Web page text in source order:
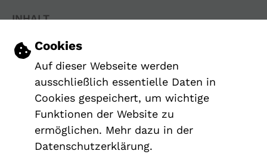
Einstellungen zu Cookies und
Cookies
Auf dieser Webseite werden
ausschließlich essentielle Daten in
Cookies gespeichert, um wichtige
Funktionen der Website zu
ermöglichen. Mehr dazu in der
Datenschutzerklärung.
INHALT
DATENSCHUTZERKLÄRUNG
ERKLÄRUNG ZUR BARRIEREFREIHEIT